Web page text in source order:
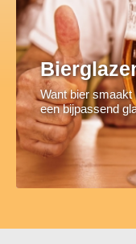
Want bier smaakt
een bijpassend